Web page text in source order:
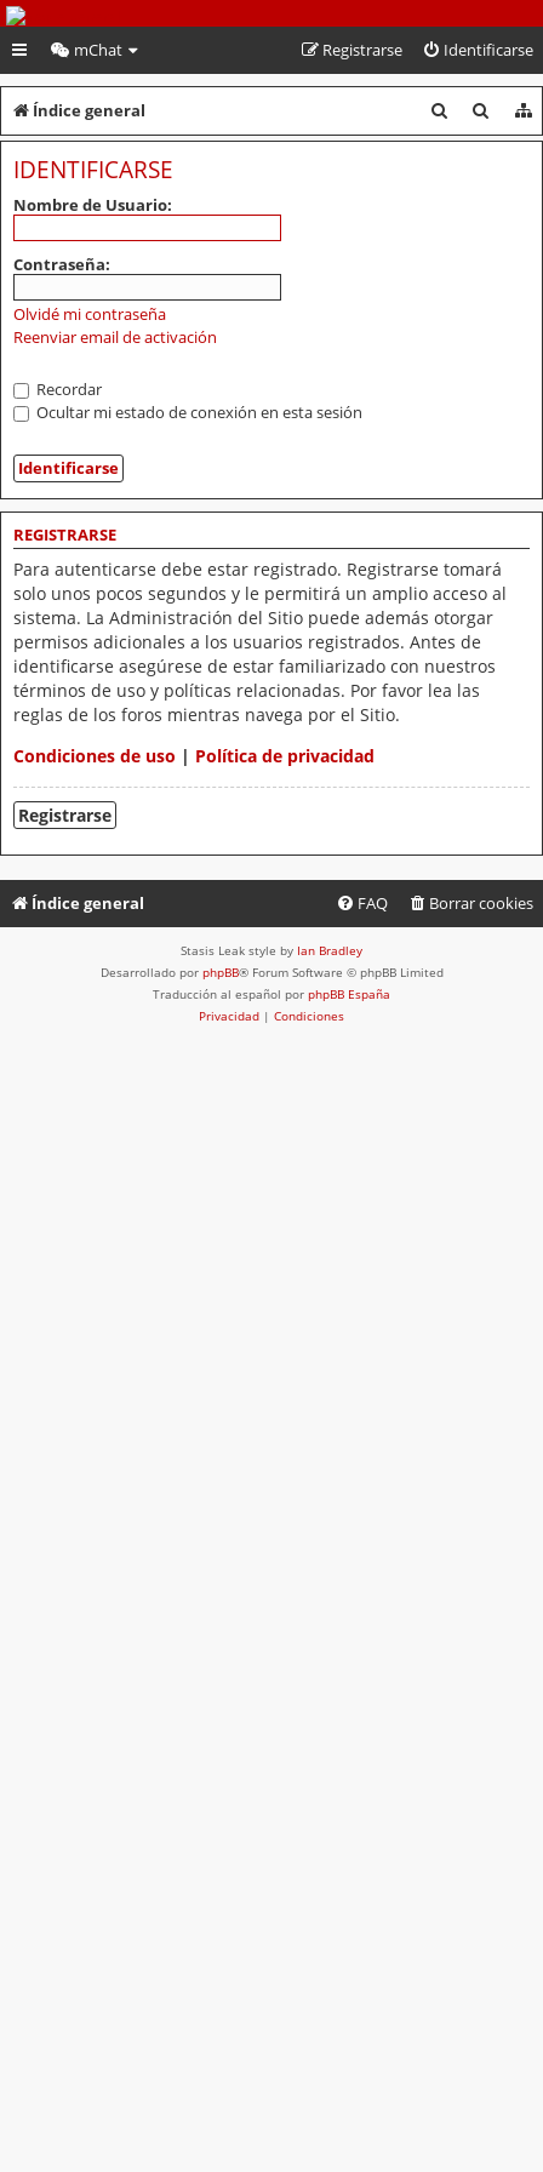
PeruVoley.com
mChat Identificarse
Registrarse
Índice general
u
u
IDENTIFICARSE
Nombre de Usuario:
Contraseña:
Olvidé mi contraseña
Reenviar email de activación
Recordar
Ocultar mi estado de conexión en esta sesión
REGISTRARSE
Para autenticarse debe estar registrado. Registrarse tomará
solo unos pocos segundos y le permitirá un amplio acceso al
sistema. La Administración del Sitio puede además otorgar
permisos adicionales a los usuarios registrados. Antes de
identificarse asegúrese de estar familiarizado con nuestros
términos de uso y políticas relacionadas. Por favor lea las
reglas de los foros mientras navega por el Sitio.
Condiciones de uso | Política de privacidad
Registrarse
Índice general Borrar cookies
FAQ
Stasis Leak style by Ian Bradley
Desarrollado por phpBB® Forum Software © phpBB Limited
Traducción al español por phpBB España
Privacidad | Condiciones